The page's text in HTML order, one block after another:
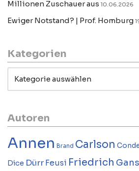
Millionen Zuschauer aus 10.06.2026
Ewiger Notstand? | Prof. Homburg
Kategorien
Autoren
Annen Brand Carlson
Dice Dürr Feusi Friedrich